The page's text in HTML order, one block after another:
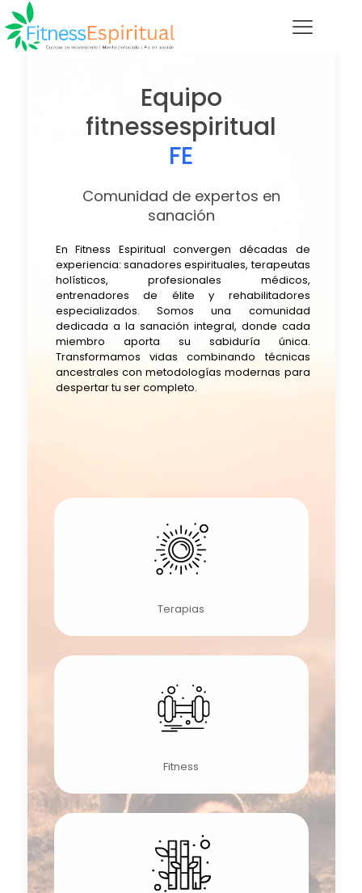
Equipo
fitnessespiritual
FE
Comunidad de expertos en
sanación
En Fitness Espiritual convergen décadas de
experiencia: sanadores espirituales, terapeutas
holísticos, profesionales médicos,
entrenadores de élite y rehabilitadores
especializados. Somos una comunidad
dedicada a la sanación integral, donde cada
miembro aporta su sabiduría única.
Transformamos vidas combinando técnicas
ancestrales con metodologías modernas para
despertar tu ser completo.
Terapias
Fitness